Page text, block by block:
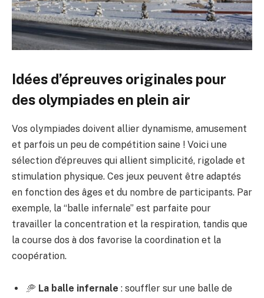
Idées d’épreuves originales pour
des olympiades en plein air
Vos olympiades doivent allier dynamisme, amusement
et parfois un peu de compétition saine ! Voici une
sélection d’épreuves qui allient simplicité, rigolade et
stimulation physique. Ces jeux peuvent être adaptés
en fonction des âges et du nombre de participants. Par
exemple, la “balle infernale” est parfaite pour
travailler la concentration et la respiration, tandis que
la course dos à dos favorise la coordination et la
coopération.
🥏 La balle infernale : souffler sur une balle de